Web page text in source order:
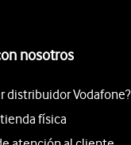
nosotros
distribuidor Vodafone?
física